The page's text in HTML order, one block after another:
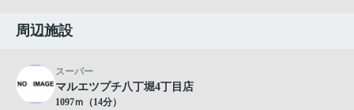
周辺施設
スーパー
マルエツプチ八丁堀4丁目店
1097ｍ（14分）